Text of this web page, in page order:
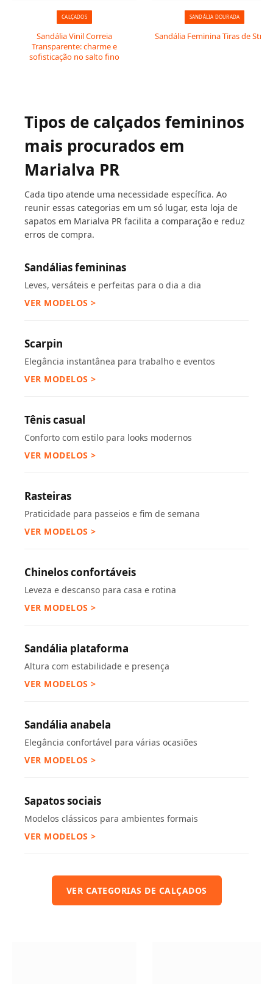
CALÇADOS
Sandália Vinil Correia
Transparente: charme e
sofisticação no salto fino
SANDÁLIA DOURADA
Sandália Feminina Tiras de
Tipos de calçados femininos
mais procurados em
Marialva PR
Cada tipo atende uma necessidade específica. Ao
reunir essas categorias em um só lugar, esta loja de
sapatos em Marialva PR facilita a comparação e reduz
erros de compra.
Sandálias femininas
Leves, versáteis e perfeitas para o dia a dia
VER MODELOS >
Scarpin
Elegância instantânea para trabalho e eventos
VER MODELOS >
Tênis casual
Conforto com estilo para looks modernos
VER MODELOS >
Rasteiras
Praticidade para passeios e fim de semana
VER MODELOS >
Chinelos confortáveis
Leveza e descanso para casa e rotina
VER MODELOS >
Sandália plataforma
Altura com estabilidade e presença
VER MODELOS >
Sandália anabela
Elegância confortável para várias ocasiões
VER MODELOS >
Sapatos sociais
Modelos clássicos para ambientes formais
VER MODELOS >
VER CATEGORIAS DE CALÇADOS